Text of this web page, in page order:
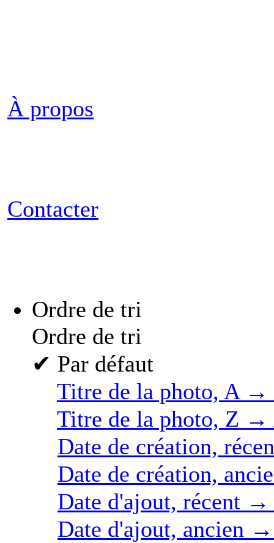
À propos
Contacter
Ordre de tri
Ordre de tri
✔ Par défaut
Titre de la photo, A →
Titre de la photo, Z →
Date de création,
Date de création,
Date d'ajout, récent →
Date d'ajout, ancien